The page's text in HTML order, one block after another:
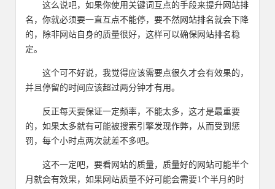
这么说吧，如果你使用关键词互点的手段来提升网站排
名，你就必须要一直互点不能停，要不然网站排名就会下降
的，除非网站自身的质量很好，这样可以确保网站排名稳
定。
这个可不好说，我觉得应该需要点很久才会有效果的，
并且停留的时间应该超过两分钟才有用。
反正每天要保证一定频率，不能太多，这才是最重要
的，如果太多就有可能被搜索引擎发现作弊，从而受到惩
罚，每个小时点两次就差不多吧。
这不一定吧，要看网站的质量，质量好的网站可能半个
月就会有效果，如果网站质量不好可能会需要1个半月的时